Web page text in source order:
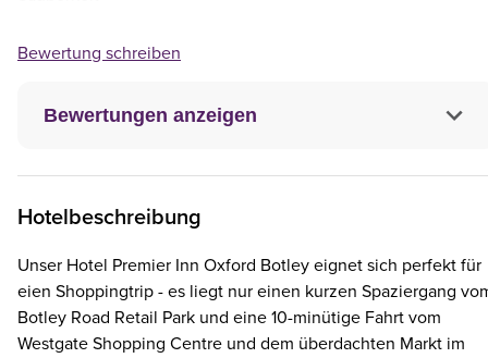
Bewertungen anzeigen
Bewertung schreiben
Hotelbeschreibung
Unser Hotel Premier Inn Oxford Botley eignet sich perfekt für
eien Shoppingtrip - es liegt nur einen kurzen Spaziergang
Botley Road Retail Park und eine 10-minütige Fahrt vom
Westgate Shopping Centre und dem überdachten Markt im